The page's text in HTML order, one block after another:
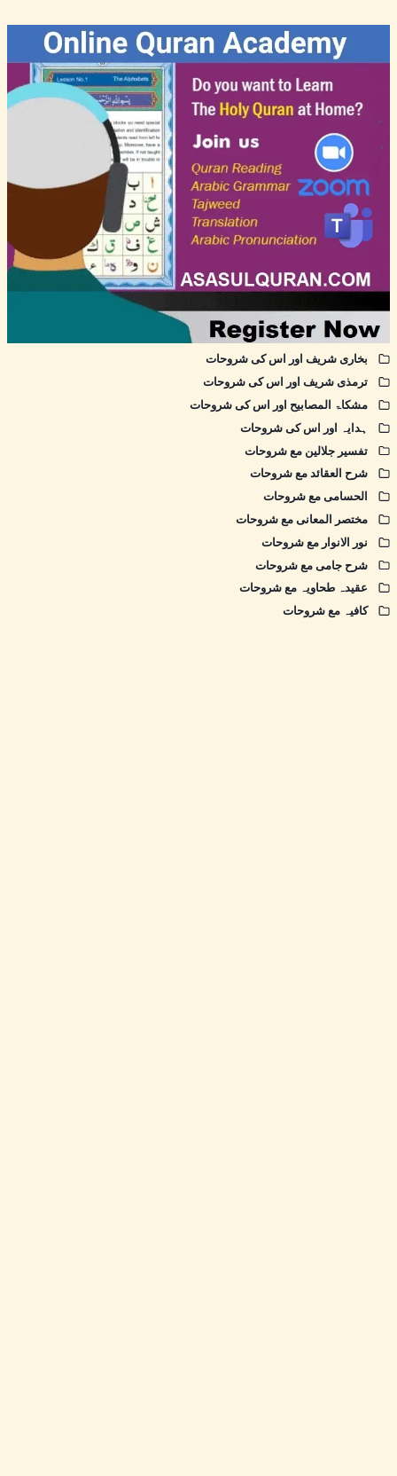
بخاری شریف اور اس کی شروحات
ترمذی شریف اور اس کی شروحات
مشکاۃ المصابیح اور اس کی شروحات
ہدایہ اور اس کی شروحات
تفسیر جلالین مع شروحات
شرح العقائد مع شروحات
الحسامی مع شروحات
مختصر المعانی مع شروحات
نور الانوار مع شروحات
شرح جامی مع شروحات
عقیدہ طحاویہ مع شروحات
کافیہ مع شروحات